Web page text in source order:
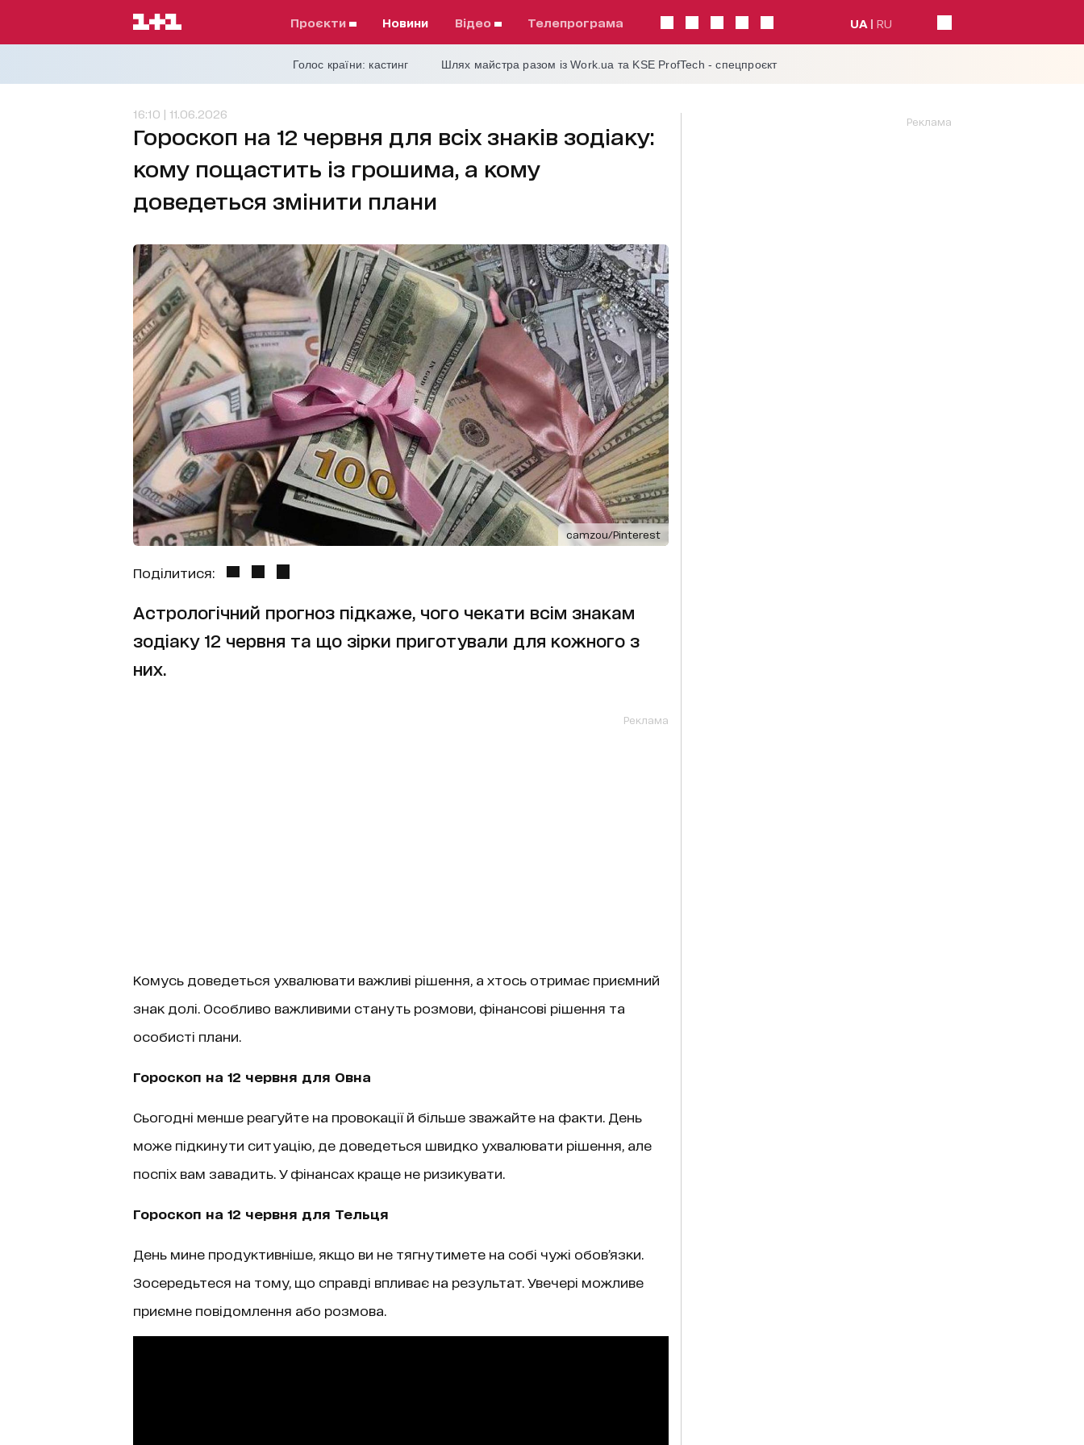
проєкти Новини відео телепрограма UA RU
Голос країни: кастинг Шлях майстра разом із Work.ua та KSE ProfTech - спецпроєкт
16:10 | 11.06.2026
Гороскоп на 12 червня для всіх знаків зодіаку:
кому пощастить із грошима, а кому
доведеться змінити плани
camzou/Pinterest
Поділитися:
Астрологічний прогноз підкаже, чого чекати всім знакам
зодіаку 12 червня та що зірки приготували для кожного з
них.
Реклама
Комусь доведеться ухвалювати важливі рішення, а хтось отримає приємний
знак долі. Особливо важливими стануть розмови, фінансові рішення та
особисті плани.
Гороскоп на 12 червня для Овна
Сьогодні менше реагуйте на провокації й більше зважайте на факти. День
може підкинути ситуацію, де доведеться швидко ухвалювати рішення, але
поспіх вам завадить. У фінансах краще не ризикувати.
Гороскоп на 12 червня для Тельця
День мине продуктивніше, якщо ви не тягнутимете на собі чужі обов’язки.
Зосередьтеся на тому, що справді впливає на результат. Увечері можливе
приємне повідомлення або розмова.
Реклама